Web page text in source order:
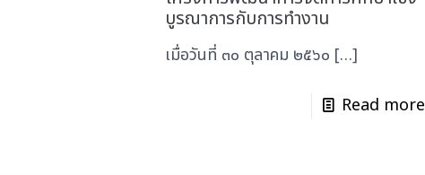
บูรณาการกับการทำงาน
เมื่อวันที่ ๓๐ ตุลาคม ๒๕๖๐ […]
Read more